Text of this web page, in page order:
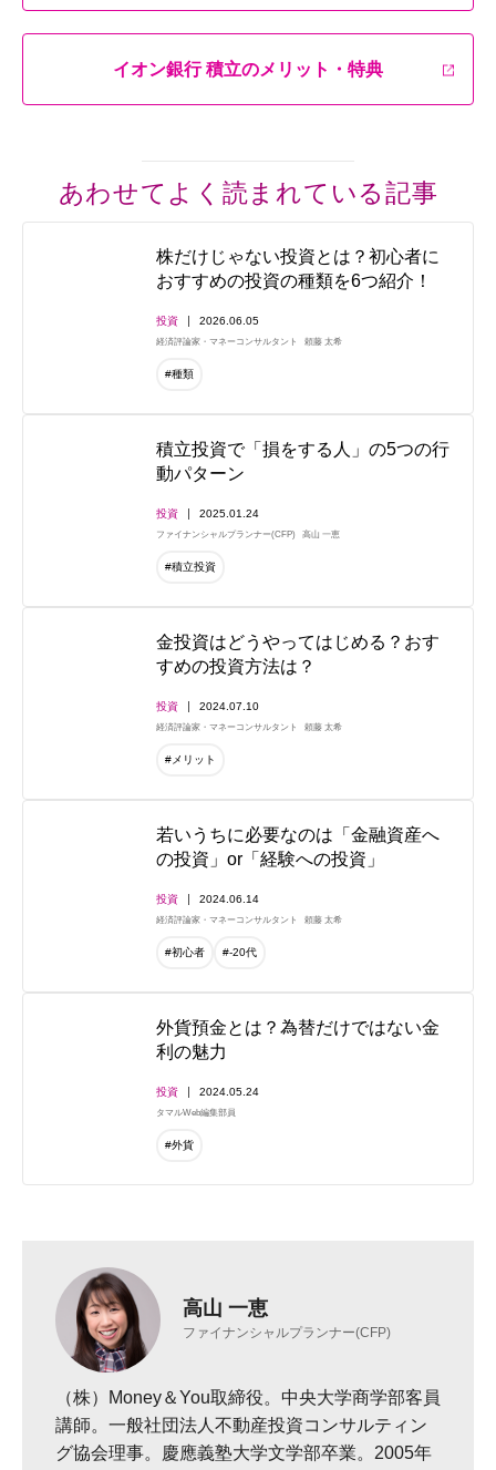
イオン銀行 積立のメリット・特典
あわせてよく読まれている記事
株だけじゃない投資とは？初心者に
おすすめの投資の種類を6つ紹介！
投資 2026.06.05
経済評論家・マネーコンサルタント 頼藤 太希
#種類
積立投資で「損をする人」の5つの行
動パターン
投資 2025.01.24
ファイナンシャルプランナー(CFP) 高山 一恵
#積立投資
金投資はどうやってはじめる？おす
すめの投資方法は？
投資 2024.07.10
経済評論家・マネーコンサルタント 頼藤 太希
#メリット
若いうちに必要なのは「金融資産へ
の投資」or「経験への投資」
投資 2024.06.14
経済評論家・マネーコンサルタント 頼藤 太希
#初心者 #-20代
外貨預金とは？為替だけではない金
利の魅力
投資 2024.05.24
タマルWeb編集部員
#外貨
高山 一恵
ファイナンシャルプランナー(CFP)
（株）Money＆You取締役。中央大学商学部客員
講師。一般社団法人不動産投資コンサルティン
グ協会理事。慶應義塾大学文学部卒業。2005年